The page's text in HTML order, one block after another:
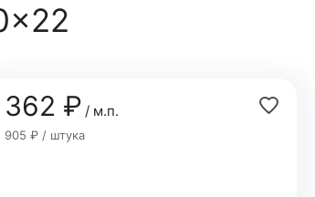
362 ₽/ м.п.
905 ₽ / штука